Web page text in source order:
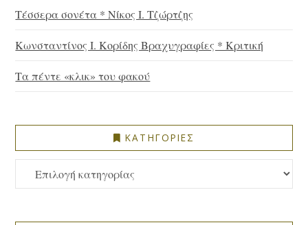
Τέσσερα σονέτα * Νίκος Ι. Τζώρτζης
Κωνσταντίνος Ι. Κορίδης Βραχυγραφίες * Κριτική
Τα πέντε «κλικ» του φακού
ΚΑΤΗΓΟΡΙΕΣ
ΚΑΤΗΓΟΡΙΕΣ